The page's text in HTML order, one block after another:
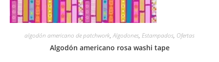
algodón americano de patchwork,Algodones, Estampados, Ofertas
Algodón americano rosa washi tape